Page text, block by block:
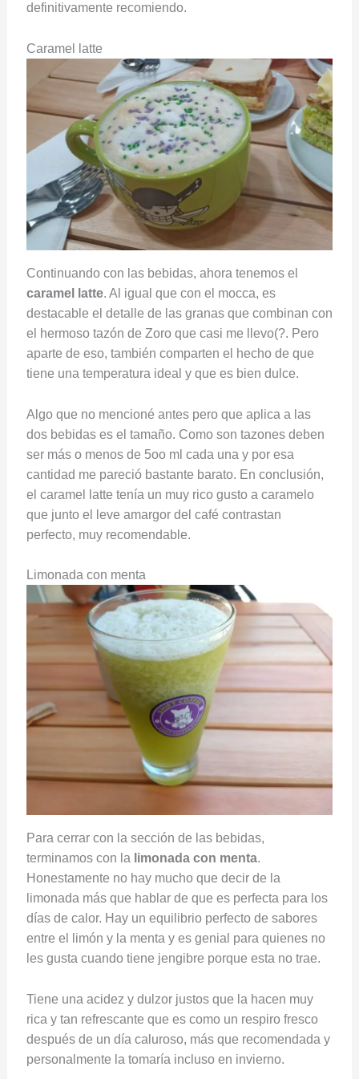
definitivamente recomiendo.
Caramel latte
Continuando con las bebidas, ahora tenemos el
caramel latte. Al igual que con el mocca, es
destacable el detalle de las granas que combinan con
el hermoso tazón de Zoro que casi me llevo(?. Pero
aparte de eso, también comparten el hecho de que
tiene una temperatura ideal y que es bien dulce.
Algo que no mencioné antes pero que aplica a las
dos bebidas es el tamaño. Como son tazones deben
ser más o menos de 5oo ml cada una y por esa
cantidad me pareció bastante barato. En conclusión,
el caramel latte tenía un muy rico gusto a caramelo
que junto el leve amargor del café contrastan
perfecto, muy recomendable.
Limonada con menta
Para cerrar con la sección de las bebidas,
terminamos con la limonada con menta.
Honestamente no hay mucho que decir de la
limonada más que hablar de que es perfecta para los
días de calor. Hay un equilibrio perfecto de sabores
entre el limón y la menta y es genial para quienes no
les gusta cuando tiene jengibre porque esta no trae.
Tiene una acidez y dulzor justos que la hacen muy
rica y tan refrescante que es como un respiro fresco
después de un día caluroso, más que recomendada y
personalmente la tomaría incluso en invierno.